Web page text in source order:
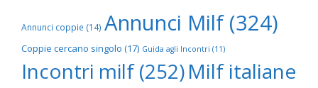
Annunci coppie (14) Annunci Milf(324)
Coppie cercano singolo (17) Guida agli Incontri (11)
Incontri milf(252)Milf italiane